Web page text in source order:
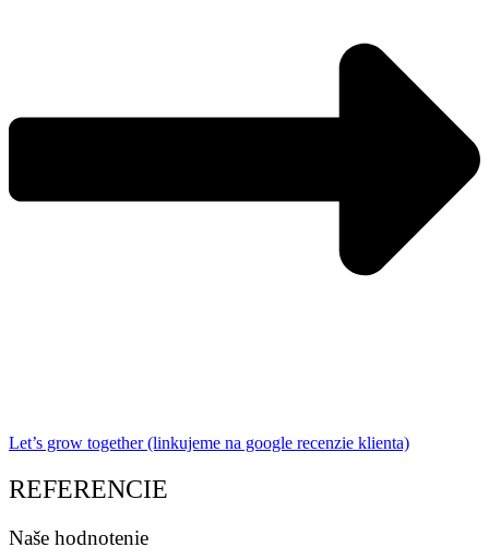
Let’s grow together (linkujeme na google recenzie klienta)
REFERENCIE
Naše hodnotenie